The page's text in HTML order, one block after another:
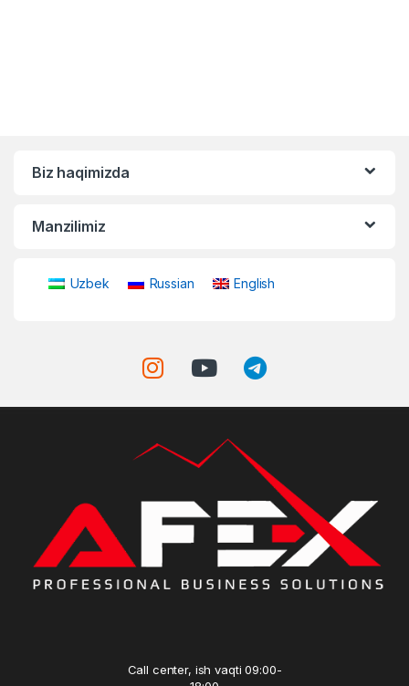
Biz haqimizda
Manzilimiz
Uzbek Russian English
Call center, ish vaqti 09:00-